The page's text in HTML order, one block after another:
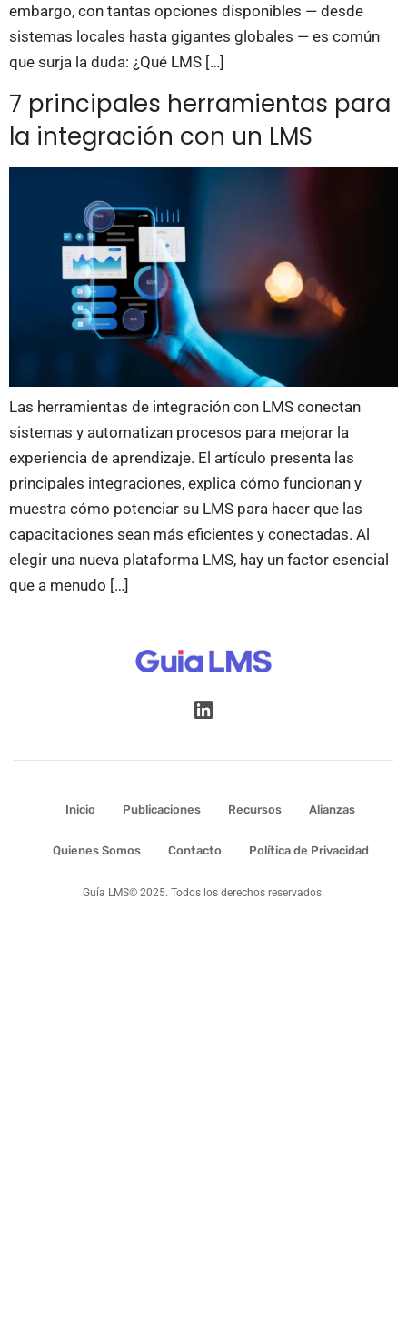
embargo, con tantas opciones disponibles — desde
sistemas locales hasta gigantes globales — es común
que surja la duda: ¿Qué LMS […]
7 principales herramientas para
la integración con un LMS
Las herramientas de integración con LMS conectan
sistemas y automatizan procesos para mejorar la
experiencia de aprendizaje. El artículo presenta las
principales integraciones, explica cómo funcionan y
muestra cómo potenciar su LMS para hacer que las
capacitaciones sean más eficientes y conectadas. Al
elegir una nueva plataforma LMS, hay un factor esencial
que a menudo […]
Inicio Publicaciones Recursos Alianzas
Quienes Somos Contacto Política de Privacidad
Guía LMS© 2025. Todos los derechos reservados.